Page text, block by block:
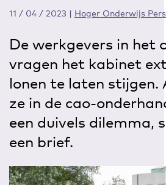
11 / 04 / 2023 | Hoger Onderwijs
De werkgevers in het
vragen het kabinet
lonen te laten stijgen.
ze in de cao-
een duivels dilemma,
een brief.